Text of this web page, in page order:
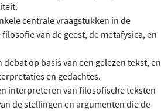
centrale vraagstukken in de
van de geest, de metafysica, en
op basis van een gelezen tekst, en
en gedachtes.
interpreteren van filosofische teksten
de stellingen en argumenten die de